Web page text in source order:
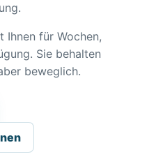
Ihnen für Wochen,
Sie behalten
beweglich.